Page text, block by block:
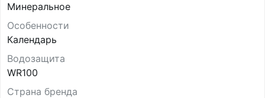
Минеральное
Особенности
Календарь
Водозащита
WR100
Страна бренда